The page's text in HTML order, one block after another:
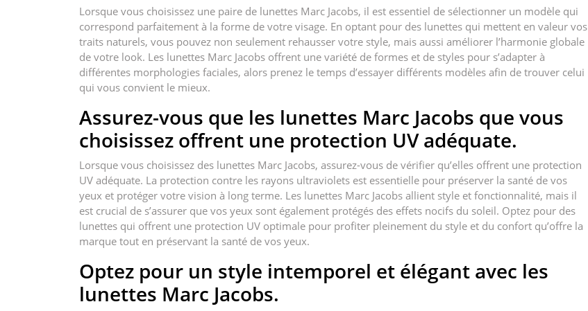
Lorsque vous choisissez une paire de lunettes Marc Jacobs, il est essentiel de sélectionner un modèle qui
correspond parfaitement à la forme de votre visage. En optant pour des lunettes qui mettent en valeur vos
traits naturels, vous pouvez non seulement rehausser votre style, mais aussi améliorer l’harmonie globale
de votre look. Les lunettes Marc Jacobs offrent une variété de formes et de styles pour s’adapter à
différentes morphologies faciales, alors prenez le temps d’essayer différents modèles afin de trouver celui
qui vous convient le mieux.
Assurez-vous que les lunettes Marc Jacobs que vous
choisissez offrent une protection UV adéquate.
Lorsque vous choisissez des lunettes Marc Jacobs, assurez-vous de vérifier qu’elles offrent une protection
UV adéquate. La protection contre les rayons ultraviolets est essentielle pour préserver la santé de vos
yeux et protéger votre vision à long terme. Les lunettes Marc Jacobs allient style et fonctionnalité, mais il
est crucial de s’assurer que vos yeux sont également protégés des effets nocifs du soleil. Optez pour des
lunettes qui offrent une protection UV optimale pour profiter pleinement du style et du confort qu’offre la
marque tout en préservant la santé de vos yeux.
Optez pour un style intemporel et élégant avec les
lunettes Marc Jacobs.